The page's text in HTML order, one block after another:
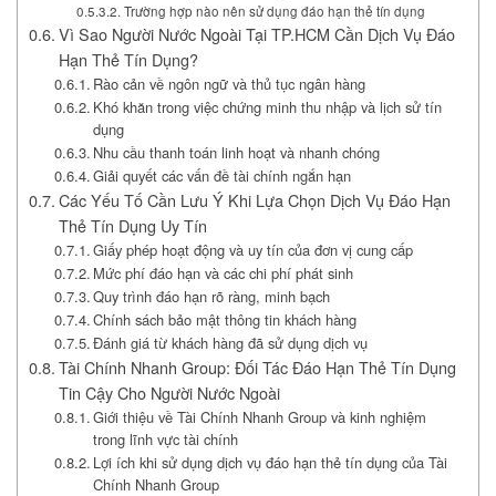
Trường hợp nào nên sử dụng đáo hạn thẻ tín dụng
Vì Sao Người Nước Ngoài Tại TP.HCM Cần Dịch Vụ Đáo
Hạn Thẻ Tín Dụng?
Rào cản về ngôn ngữ và thủ tục ngân hàng
Khó khăn trong việc chứng minh thu nhập và lịch sử tín
dụng
Nhu cầu thanh toán linh hoạt và nhanh chóng
Giải quyết các vấn đề tài chính ngắn hạn
Các Yếu Tố Cần Lưu Ý Khi Lựa Chọn Dịch Vụ Đáo Hạn
Thẻ Tín Dụng Uy Tín
Giấy phép hoạt động và uy tín của đơn vị cung cấp
Mức phí đáo hạn và các chi phí phát sinh
Quy trình đáo hạn rõ ràng, minh bạch
Chính sách bảo mật thông tin khách hàng
Đánh giá từ khách hàng đã sử dụng dịch vụ
Tài Chính Nhanh Group: Đối Tác Đáo Hạn Thẻ Tín Dụng
Tin Cậy Cho Người Nước Ngoài
Giới thiệu về Tài Chính Nhanh Group và kinh nghiệm
trong lĩnh vực tài chính
Lợi ích khi sử dụng dịch vụ đáo hạn thẻ tín dụng của Tài
Chính Nhanh Group